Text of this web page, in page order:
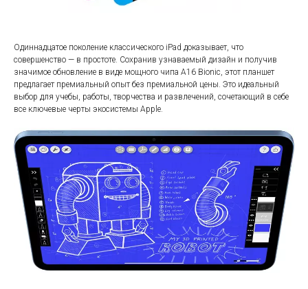
Одиннадцатое поколение классического iPad доказывает, что
совершенство — в простоте. Сохранив узнаваемый дизайн и получив
значимое обновление в виде мощного чипа A16 Bionic, этот планшет
предлагает премиальный опыт без премиальной цены. Это идеальный
выбор для учебы, работы, творчества и развлечений, сочетающий в себе
все ключевые черты экосистемы Apple.